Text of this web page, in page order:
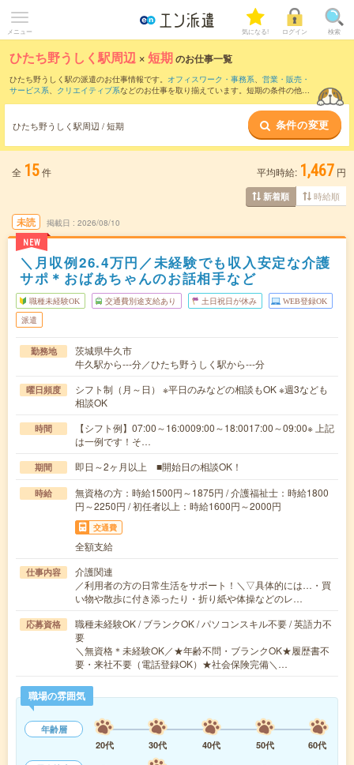
メニュー 気になる! ログイン 検索
ひたち野うしく駅周辺 ×短期のお仕事一覧
ひたち野うしく駅の派遣のお仕事情報です。 オフィスワーク・事務系、 営業・販売・
サービス系、 クリエイティブ系などのお仕事を取り揃えています。短期の条件の他
ひたち野うしく駅周辺 / 短期 条件の変更
全 15件 平均時給: 1,467 円
新着順 時給順
未読
NEW
掲載日 2026/08/10
＼月収例26.4万円／未経験でも収入安定な介護
サポ＊おばあちゃんのお話相手など
職種未経験OK 交通費別途支給あり 土日祝日が休み WEB登録OK
派遣
勤務地
茨城県牛久市
牛久駅から---分／ひたち野うしく駅から---分
曜日頻度
シフト制（月～日） ※平日のみなどの相談もOK ※週3なども
相談OK
時間
【シフト例】07:00～16:0009:00～18:0017:00～09:00※ 上記
は一例です！そ…
期間 即日～2ヶ月以上 ■開始日の相談OK！
時給
無資格の方：時給1500円～1875円 / 介護福祉士：時給1800
円～2250円 / 初任者以上：時給1600円～2000円
交通費
全額支給
仕事内容
介護関連
／利用者の方の日常生活をサポート！＼▽具体的には…・買
い物や散歩に付き添ったり・折り紙や体操などのレ…
応募資格
職種未経験OK / ブランクOK / パソコンスキル不要 / 英語力不
要
＼無資格＊未経験OK／★年齢不問・ブランクOK★履歴書不
要・来社不要（電話登録OK）★社会保険完備＼…
職場の雰囲気
年齢層
20代
30代 40代 50代
60代